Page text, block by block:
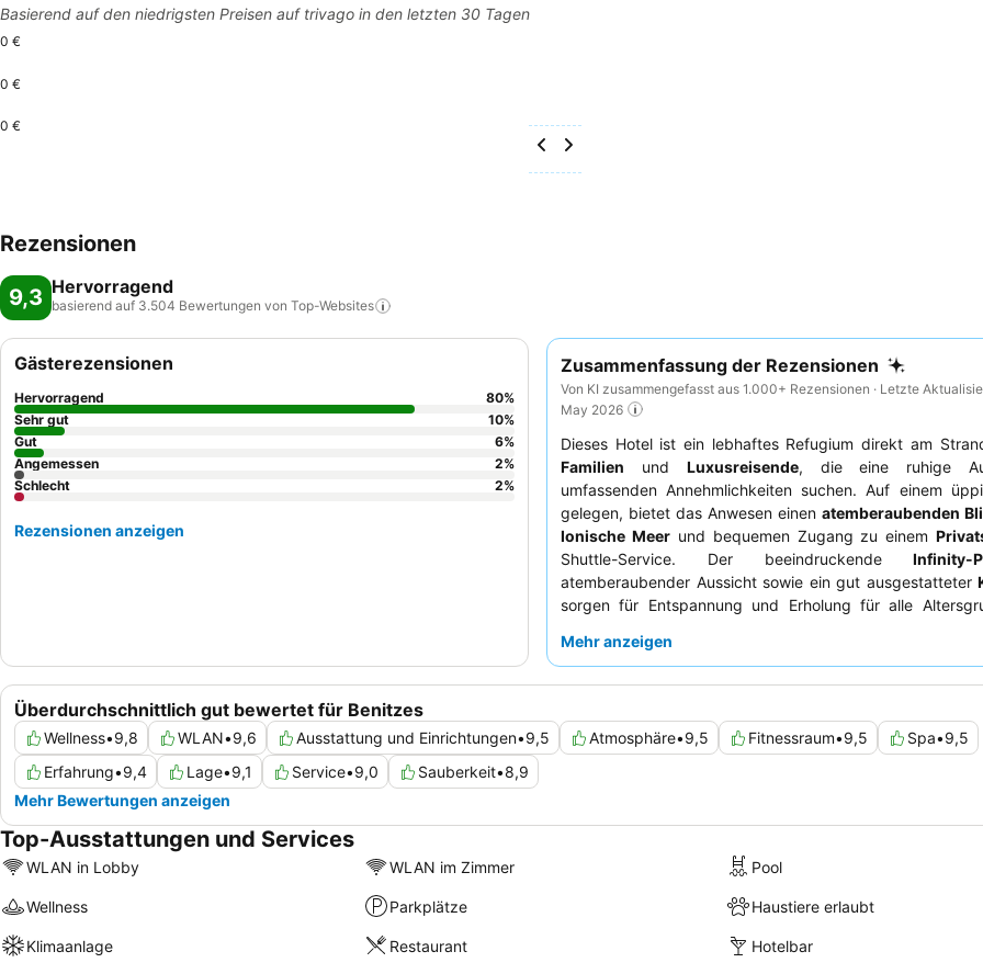
Basierend auf den niedrigsten Preisen auf trivago in den letzten 30 Tagen
0 €
0 €
0 €
Rezensionen
9,3 Hervorragend
basierend auf 3.504 Bewertungen von Top-Websites
Zusammenfassung der Rezensionen
Von KI zusammengefasst aus 1.000+ Rezensionen · Letzte
May 2026
Dieses Hotel ist ein lebhaftes Refugium direkt am
Familien und Luxusreisende, die eine ruhige
umfassenden Annehmlichkeiten suchen. Auf einem
gelegen, bietet das Anwesen einen atemberaubenden
Ionische Meerund bequemen Zugang zu einem
Shuttle-Service. Der beeindruckendeInfinity-
atemberaubender Aussicht sowie ein gut ausgestatteter
sorgen für Entspannung und Erholung für alle
vielfältige, hochwertige
Design zu genießen.
Mehr anzeigen
Überdurchschnittlich gut bewertet für Benitzes
Wellness•9,8 WLAN•9,6 Ausstattung und Einrichtungen•9,5 Atmosphäre•9,5 Fitnessraum•9,5 Spa•9,5
Erfahrung•9,4 Lage•9,1 Service•9,0 Sauberkeit•8,9
Mehr Bewertungen anzeigen
Gästerezensionen
Hervorragend 80%
Sehr gut
10%
Gut
6%
Angemessen
2%
Schlecht
2%
Rezensionen anzeigen
Top-Ausstattungen und Services
WLAN in Lobby WLAN im Zimmer Pool
Wellness Parkplätze Haustiere erlaubt
Klimaanlage Restaurant Hotelbar